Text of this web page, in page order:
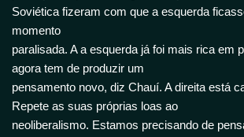
Soviética fizeram com que a esquerda
momento
paralisada. A a esquerda já foi mais rica em
agora tem de produzir um
pensamento novo, diz Chauí. A direita está
Repete as suas próprias loas ao
neoliberalismo. Estamos precisando de